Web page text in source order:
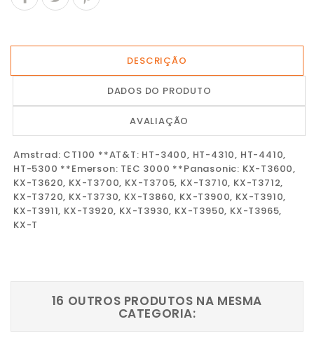
DESCRIÇÃO
DADOS DO PRODUTO
AVALIAÇÃO
Amstrad: CT100 **AT&T: HT-3400, HT-4310, HT-4410,
HT-5300 **Emerson: TEC 3000 **Panasonic: KX-T3600,
KX-T3620, KX-T3700, KX-T3705, KX-T3710, KX-T3712,
KX-T3720, KX-T3730, KX-T3860, KX-T3900, KX-T3910,
KX-T3911, KX-T3920, KX-T3930, KX-T3950, KX-T3965,
KX-T
16 OUTROS PRODUTOS NA MESMA
CATEGORIA: